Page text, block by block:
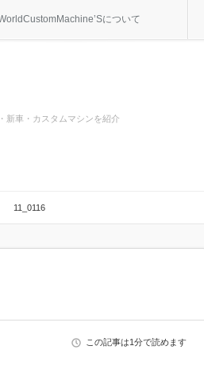
について
新車・カスタムマシンを紹介
11_0116
この記事は1分で読めます